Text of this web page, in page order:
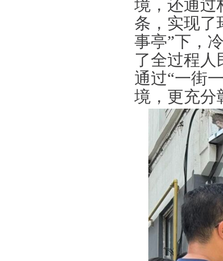
境，还通过
条，实现了
事亭”下，
了全过程人
通过“一街
境，更充分